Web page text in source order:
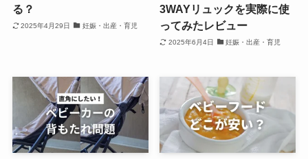
る？
2025年4月29日 妊娠・出産・育児
3WAYリュックを実際に使
ってみたレビュー
2025年6月4日 妊娠・出産・育児